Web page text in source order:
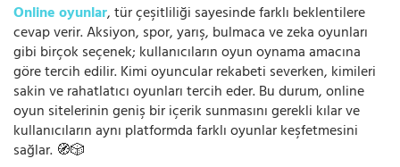
Online oyunlar, tür çeşitliliği sayesinde farklı beklentilere
cevap verir. Aksiyon, spor, yarış, bulmaca ve zeka oyunları
gibi birçok seçenek; kullanıcıların oyun oynama amacına
göre tercih edilir. Kimi oyuncular rekabeti severken, kimileri
sakin ve rahatlatıcı oyunları tercih eder. Bu durum, online
oyun sitelerinin geniş bir içerik sunmasını gerekli kılar ve
kullanıcıların aynı platformda farklı oyunlar keşfetmesini
sağlar. 🧭🎲